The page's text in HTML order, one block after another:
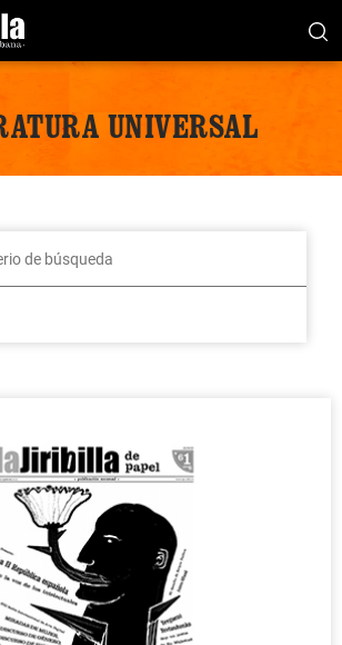
UNIVERSAL